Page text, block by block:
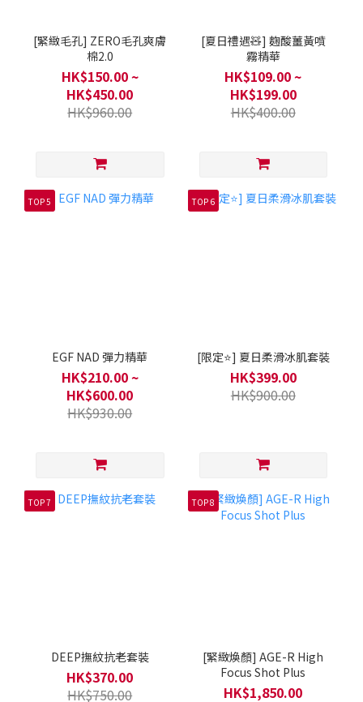
[緊緻毛孔] ZERO毛孔爽膚
棉2.0
HK$150.00 ~
HK$450.00
HK$960.00
[夏日禮遇🧸] 麴酸薑黃噴
霧精華
HK$109.00 ~
HK$199.00
HK$400.00
TOP 5
EGF NAD 彈力精華
HK$210.00 ~
HK$600.00
HK$930.00
TOP 6
[限定⭐] 夏日柔滑冰肌套裝
HK$399.00
HK$900.00
TOP 7
DEEP撫紋抗老套裝
HK$370.00
HK$750.00
TOP 8
[緊緻煥顏] AGE-R High
Focus Shot Plus
HK$1,850.00